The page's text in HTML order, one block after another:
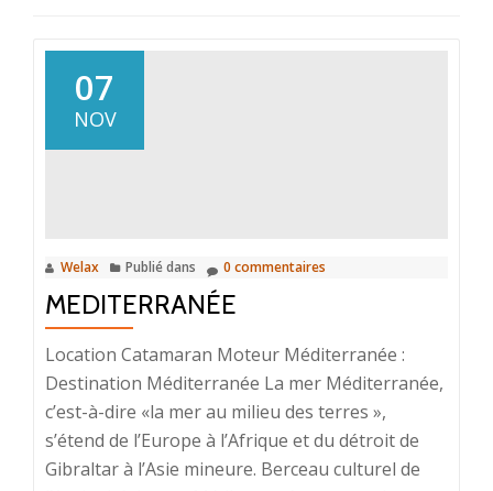
07
NOV
Welax Publié dans 0 commentaires
MEDITERRANÉE
Location Catamaran Moteur Méditerranée :
Destination Méditerranée La mer Méditerranée,
c’est-à-dire «la mer au milieu des terres »,
s’étend de l’Europe à l’Afrique et du détroit de
Gibraltar à l’Asie mineure. Berceau culturel de